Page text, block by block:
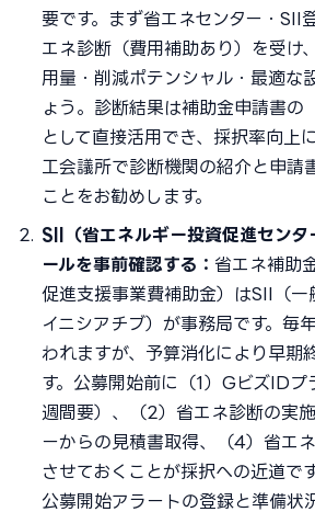
要です。まず省エネセンター・SII
エネ診断（費用補助あり）を受け
用量・削減ポテンシャル・最適な
ょう。診断結果は補助金申請書の
として直接活用でき、採択率向上
工会議所で診断機関の紹介と申請
ことをお勧めします。
SII（省エネルギー投資促進センタ
ールを事前確認する： 省エネ補助
促進支援事業費補助金）はSII（一
イニシアチブ）が事務局です。毎
われますが、予算消化により早期
す。公募開始前に（1）GビズID
週間要）、（2）省エネ診断の実
ーからの見積書取得、（4）省エ
させておくことが採択への近道で
公募開始アラートの登録と準備状